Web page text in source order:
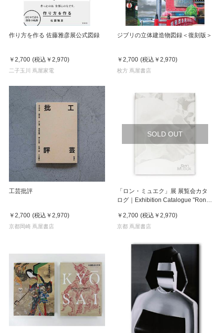
作り方を作る 佐藤雅彦展公式図録
￥2,700 (税込 ￥2,970)
二子玉川 蔦屋家電
ジブリの立体建造物図録＜復刻版＞
￥2,700 (税込 ￥2,970)
枚方 蔦屋書店
工芸批評
￥2,700 (税込 ￥2,970)
京都岡崎 蔦屋書店
SOLD OUT
「ロン・ミュエク」展 展覧会カタ
ログ｜Exhibition Catalogue "Ron
￥2,700 (税込 ￥2,970)
京都 蔦屋書店